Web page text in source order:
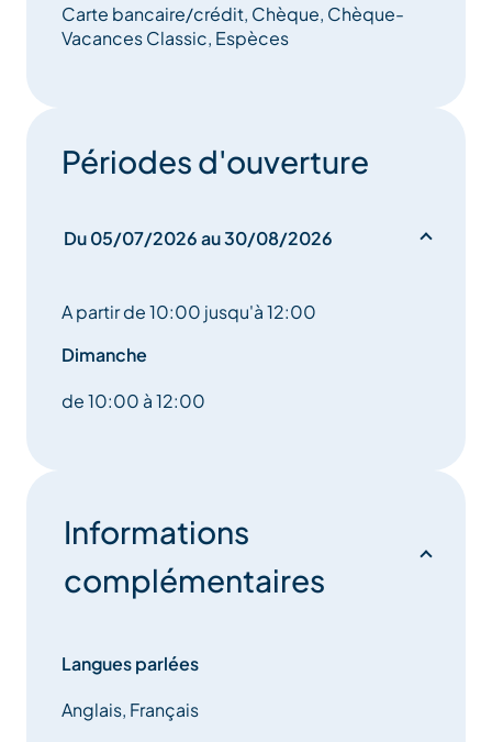
Carte bancaire/crédit, Chèque, Chèque-
Vacances Classic, Espèces
Périodes d'ouverture
Du 05/07/2026 au 30/08/2026
A partir de 10:00 jusqu'à 12:00
Dimanche
de 10:00 à 12:00
Informations
complémentaires
Langues parlées
Anglais, Français